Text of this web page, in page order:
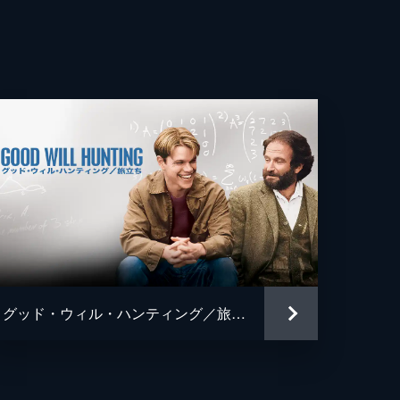
ラヴィン
パールマン
ン・オーリー
ィーナ・シェラー
・マイヤーズ
グッド・ウィル・ハンティング／旅立ち